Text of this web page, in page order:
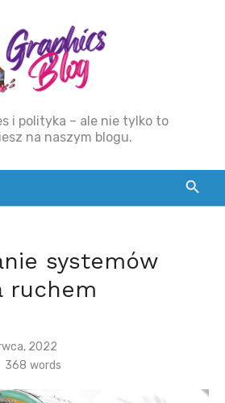
i polityka – ale nie tylko to
na naszym blogu.
systemów
ruchem
2022
368 words